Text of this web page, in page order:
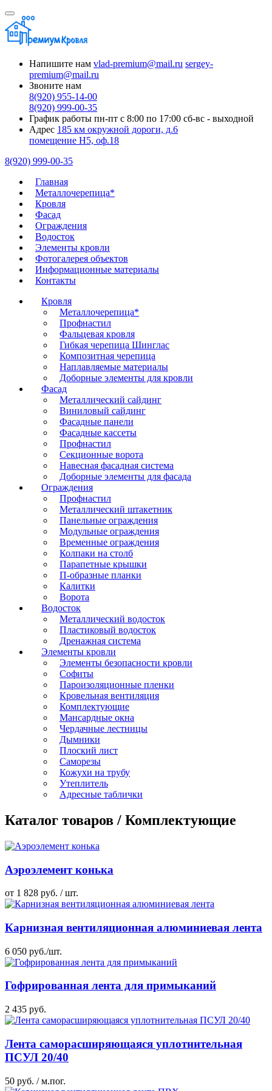
Напишите нам vlad-premium@mail.ru sergey-
premium@mail.ru
Звоните нам
8(920) 955-14-00
8(920) 999-00-35
График работы пн-пт с 8:00 по 17:00 сб-вс - выходной
Адрес 185 км окружной дороги, д.6
помещение Н5, оф.18
8(920) 999-00-35
Главная
Металлочерепица*
Кровля
Фасад
Ограждения
Водосток
Элементы кровли
Фотогалерея объектов
Информационные материалы
Контакты
Кровля
Металлочерепица*
Профнастил
Фальцевая кровля
Гибкая черепица Шинглас
Композитная черепица
Наплавляемые материалы
Доборные элементы для кровли
Фасад
Металлический сайдинг
Виниловый сайдинг
Фасадные панели
Фасадные кассеты
Профнастил
Секционные ворота
Навесная фасадная система
Доборные элементы для фасада
Ограждения
Профнастил
Металлический штакетник
Панельные ограждения
Модульные ограждения
Временные ограждения
Колпаки на столб
Парапетные крышки
П-образные планки
Калитки
Ворота
Водосток
Металлический водосток
Пластиковый водосток
Дренажная система
Элементы кровли
Элементы безопасности кровли
Софиты
Пароизоляционные пленки
Кровельная вентиляция
Комплектующие
Мансардные окна
Чердачные лестницы
Дымники
Плоский лист
Саморезы
Кожухи на трубу
Утеплитель
Адресные таблички
Каталог товаров / Комплектующие
Аэроэлемент конька
от 1 828 руб. / шт.
Карнизная вентиляционная алюминиевая лента
6 050 руб./шт.
Гофрированная лента для примыканий
2 435 руб.
Лента саморасширяющаяся уплотнительная
ПСУЛ 20/40
50 руб. / м.пог.